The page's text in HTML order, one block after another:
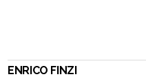
ENRICO FINZI